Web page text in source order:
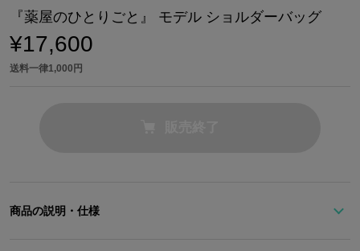
『薬屋のひとりごと』 モデル ショルダーバッグ
¥17,600
送料一律1,000円
商品の説明・仕様